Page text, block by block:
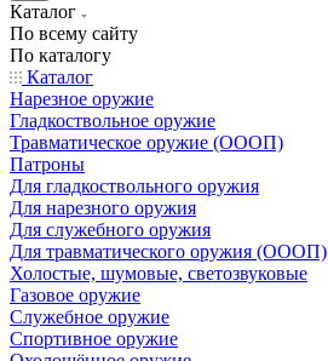
Каталог
По всему сайту
По каталогу
Каталог
Нарезное оружие
Гладкоствольное оружие
Травматическое оружие (ОООП)
Патроны
Для гладкоствольного оружия
Для нарезного оружия
Для служебного оружия
Для травматического оружия (ОООП)
Холостые, шумовые, светозвуковые
Газовое оружие
Служебное оружие
Спортивное оружие